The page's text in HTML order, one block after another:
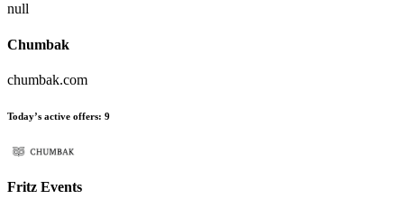
null
Chumbak
chumbak.com
Today’s active offers: 9
Fritz Events